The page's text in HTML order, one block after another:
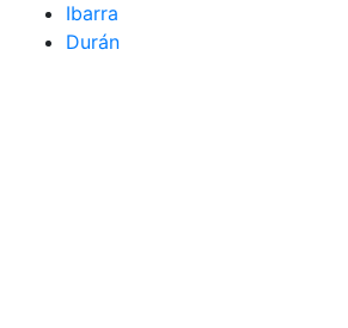
Ibarra
Durán